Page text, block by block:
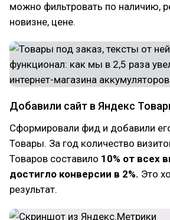
можно фильтровать по наличию,
новизне, цене.
Добавили сайт в Яндекс
Сформировали фид и добавили
Товары. За год количество
Товаров составило 10% от всех
достигло конверсии в 2%. Это
результат.